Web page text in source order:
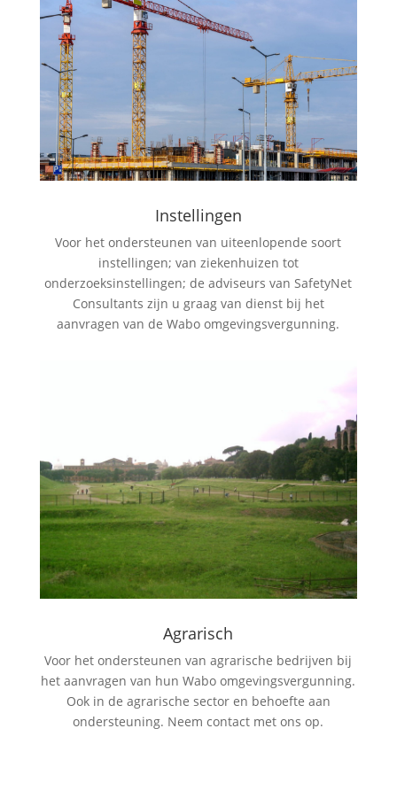
Instellingen
Voor het ondersteunen van uiteenlopende soort
instellingen; van ziekenhuizen tot
onderzoeksinstellingen; de adviseurs van SafetyNet
Consultants zijn u graag van dienst bij het
aanvragen van de Wabo omgevingsvergunning.
Agrarisch
Voor het ondersteunen van agrarische bedrijven bij
het aanvragen van hun Wabo omgevingsvergunning.
Ook in de agrarische sector en behoefte aan
ondersteuning. Neem contact met ons op.